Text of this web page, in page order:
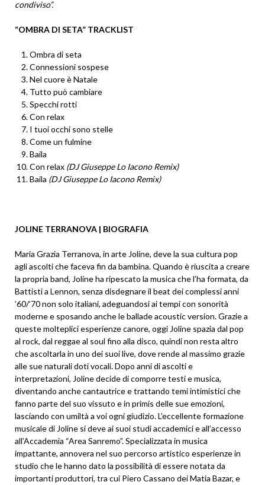
condiviso”.
“OMBRA DI SETA” TRACKLIST
Ombra di seta
Connessioni sospese
Nel cuore è Natale
Tutto può cambiare
Specchi rotti
Con relax
I tuoi occhi sono stelle
Come un fulmine
Baila
Con relax (DJ Giuseppe Lo Iacono Remix)
Baila (DJ Giuseppe Lo Iacono Remix)
JOLINE TERRANOVA | BIOGRAFIA
Maria Grazia Terranova, in arte Joline, deve la sua cultura pop
agli ascolti che faceva fin da bambina. Quando è riuscita a creare
la propria band, Joline ha ripescato la musica che l’ha formata, da
Battisti a Lennon, senza disdegnare il beat dei complessi anni
’60/’70 non solo italiani, adeguandosi ai tempi con sonorità
moderne e sposando anche le ballade acoustic version. Grazie a
queste molteplici esperienze canore, oggi Joline spazia dal pop
al rock, dal reggae al soul fino alla disco, quindi non resta altro
che ascoltarla in uno dei suoi live, dove rende al massimo grazie
alle sue naturali doti vocali. Dopo anni di ascolti e
interpretazioni, Joline decide di comporre testi e musica,
diventando anche cantautrice e trattando temi intimistici che
fanno parte del suo vissuto e in primis delle sue emozioni,
lasciando con umiltà a voi ogni giudizio. L’eccellente formazione
musicale di Joline si deve ai suoi studi accademici e all’accesso
all’Accademia “Area Sanremo”. Specializzata in musica
impattante, annovera nel suo percorso artistico esperienze in
studio che le hanno dato la possibilità di essere notata da
importanti produttori, tra cui Piero Cassano dei Matia Bazar, e